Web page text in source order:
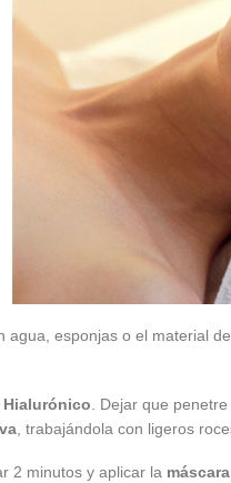
agua, esponjas o el material
. Dejar que
, trabajándola con ligeros
2 minutos y aplicar la